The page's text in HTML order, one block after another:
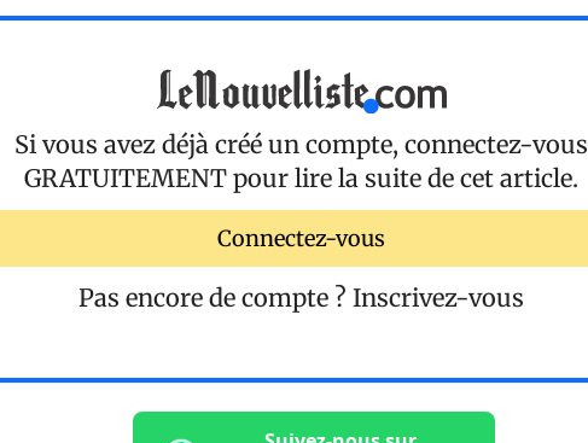
Si vous avez déjà créé un compte, connectez-vous
GRATUITEMENT pour lire la suite de cet article.
Connectez-vous
Pas encore de compte ? Inscrivez-vous